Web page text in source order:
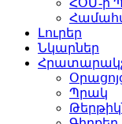
Լուրեր
Նկարներ
Պրակ